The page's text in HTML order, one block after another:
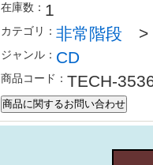
在庫数： 1
カテゴリ： 非常階段
ジャンル： CD
商品コード： TECH-